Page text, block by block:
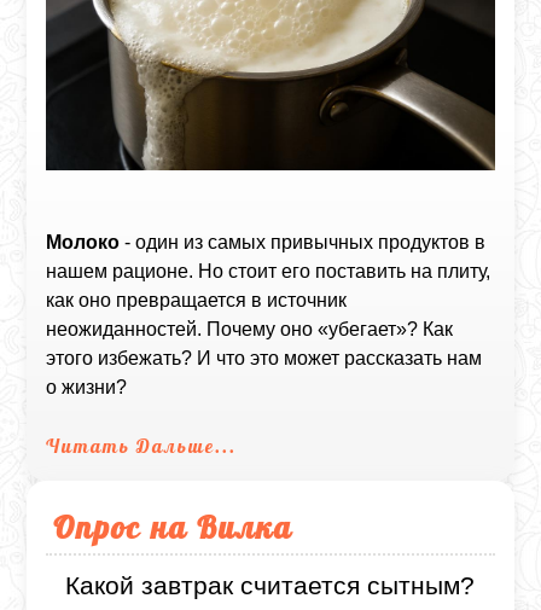
Молоко - один из самых привычных продуктов в
нашем рационе. Но стоит его поставить на плиту,
как оно превращается в источник
неожиданностей. Почему оно «убегает»? Как
этого избежать? И что это может рассказать нам
о жизни?
Читать Дальше...
Опрос на Вилка
Какой завтрак считается сытным?